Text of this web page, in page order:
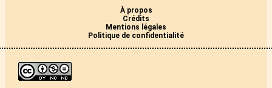
À propos
Crédits
Mentions légales
Politique de confidentialité